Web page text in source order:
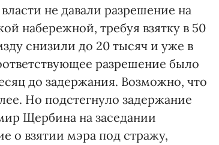
не давали разрешение на
набережной, требуя взятку в 50
снизили до 20 тысяч и уже в
разрешение было
до задержания. Возможно, что
Но подстегнуло задержание
Щербина на заседании
о взятии мэра под стражу,